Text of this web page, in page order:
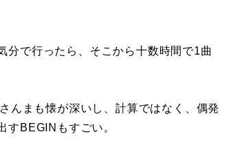
分で行ったら、そこから十数時間で1曲
んまも懐が深いし、計算ではなく、偶発
すBEGINもすごい。